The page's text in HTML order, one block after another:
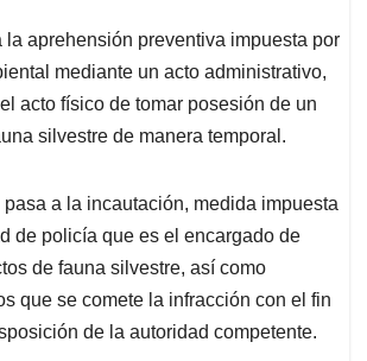
la aprehensión preventiva impuesta por
mediante un acto administrativo,
acto físico de tomar posesión de un
silvestre de manera temporal.
pasa a la incautación, medida impuesta
de policía que es el encargado de
de fauna silvestre, así como
que se comete la infracción con el fin
de la autoridad competente.